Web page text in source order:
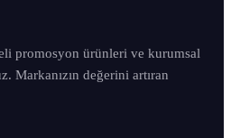
promosyon ürünleri ve kurumsal
Markanızın değerini artıran